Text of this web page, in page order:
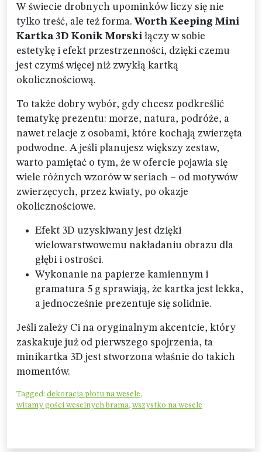
W świecie drobnych upominków liczy się nie
tylko treść, ale też forma.Worth Keeping Mini
Kartka 3D Konik Morski łączy w sobie
estetykę i efekt przestrzenności, dzięki czemu
jest czymś więcej niż zwykłą kartką
okolicznościową.
To także dobry wybór, gdy chcesz podkreślić
tematykę prezentu: morze, natura, podróże, a
nawet relacje z osobami, które kochają zwierzęta
podwodne. A jeśli planujesz większy zestaw,
warto pamiętać o tym, że w ofercie pojawia się
wiele różnych wzorów w seriach – od motywów
zwierzęcych, przez kwiaty, po okazje
okolicznościowe.
Efekt 3D uzyskiwany jest dzięki
wielowarstwowemu nakładaniu obrazu dla
głębi i ostrości.
Wykonanie na papierze kamiennym i
gramatura 5 g sprawiają, że kartka jest lekka,
a jednocześnie prezentuje się solidnie.
Jeśli zależy Ci na oryginalnym akcentcie, który
zaskakuje już od pierwszego spojrzenia, ta
minikartka 3D jest stworzona właśnie do takich
momentów.
Tagged: dekoracja płotu na wesele,
witamy gości weselnych brama, wszystko na wesele